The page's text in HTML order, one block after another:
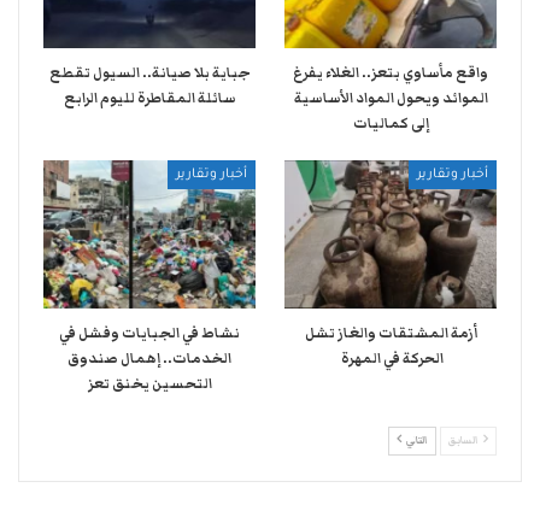
واقع مأساوي بتعز.. الغلاء يفرغ
الموائد ويحول المواد الأساسية
إلى كماليات
جباية بلا صيانة.. السيول تقطع
سائلة المقاطرة لليوم الرابع
أخبار وتقارير
أزمة المشتقات والغاز تشل
الحركة في المهرة ​
أخبار وتقارير
نشاط في الجبايات وفشل في
الخدمات.. إهمال صندوق
التحسين يخنق تعز
السابق التالي